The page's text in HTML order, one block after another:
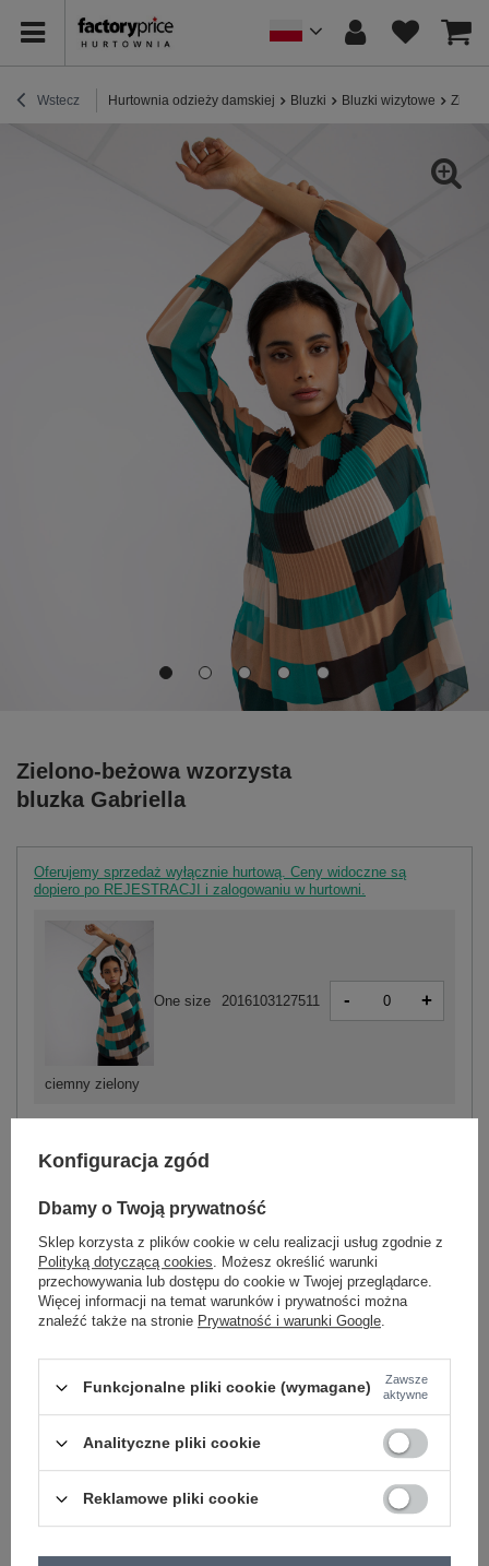
Wstecz Hurtownia odzieży damskiej Bluzki Bluzki wizytowe
Zielono-beżowa wzorzysta
bluzka Gabriella
Oferujemy sprzedaż wyłącznie hurtową. Ceny widoczne są
dopiero po REJESTRACJI i zalogowaniu w hurtowni.
ciemny zielony
One size 2016103127511 - +
ZALOGUJ SIĘ I ZOBACZ CENĘ
Zadzwoń
+48 601 547 740 Zadaj pytanie
Zielono-beżowa bluzka z nadrukiem Gabriella .
skład materiału: 50% poliester, 45% wiskoza, 5%
Kod produktu
DHJ-BZ-8643.38P
ITALY MODA
wzór
dominujący
geometryczny
Konfiguracja zgód
Dbamy o Twoją prywatność
Sklep korzysta z plików cookie w celu realizacji usług zgodnie z
Polityką dotyczącą cookies. Możesz określić warunki
przechowywania lub dostępu do cookie w Twojej przeglądarce.
Więcej informacji na temat warunków i prywatności można
znaleźć także na stronie Prywatność i warunki Google.
Funkcjonalne pliki cookie (wymagane)
Zawsze
aktywne
Analityczne pliki cookie
Reklamowe pliki cookie